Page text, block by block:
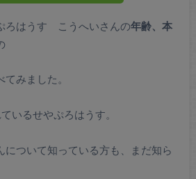
ろはうす こうへいさんの年齢、本
みました。
いるせやぷろはうす。
について知っている方も、まだ知ら